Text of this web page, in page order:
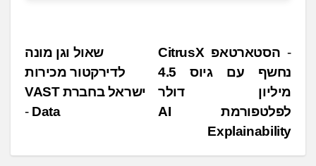
נ
י
ו
ו
ט
שאול וגן מונה
לדירקטור מכירות
ישראל בחברת VAST
Data
הסטארטאפ CitrusX
נחשף עם גיוס 4.5
מיליון דולר
לפלטפורמת AI
Explainability